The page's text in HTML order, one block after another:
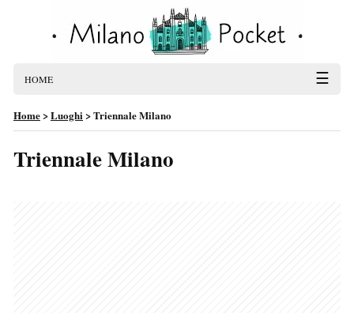
HOME ☰
Home>Luoghi>Triennale Milano
Triennale Milano